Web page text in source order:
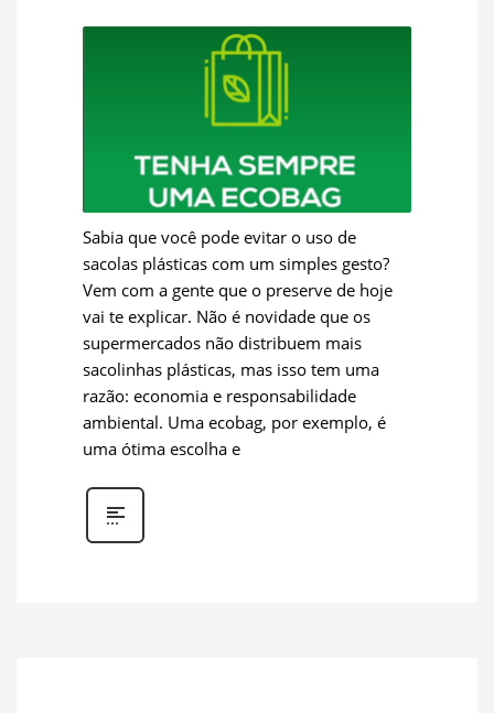
Sabia que você pode evitar o uso de
sacolas plásticas com um simples gesto?
Vem com a gente que o preserve de hoje
vai te explicar. Não é novidade que os
supermercados não distribuem mais
sacolinhas plásticas, mas isso tem uma
razão: economia e responsabilidade
ambiental. Uma ecobag, por exemplo, é
uma ótima escolha e